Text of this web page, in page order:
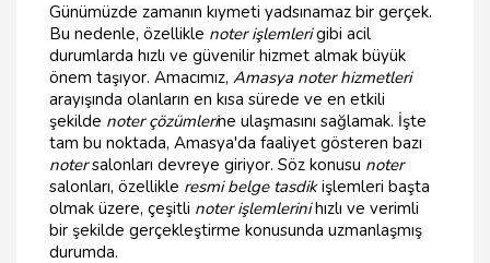
Günümüzde zamanın kıymeti yadsınamaz bir gerçek.
Bu nedenle, özellikle noter işlemlerigibi acil
durumlarda hızlı ve güvenilir hizmet almak büyük
önem taşıyor. Amacımız, Amasya noter hizmetleri
arayışında olanların en kısa sürede ve en etkili
şekilde noter çözümlerine ulaşmasını sağlamak. İşte
tam bu noktada, Amasya'da faaliyet gösteren bazı
notersalonları devreye giriyor. Söz konusu noter
salonları, özellikle resmi belge tasdikişlemleri başta
olmak üzere, çeşitli noter işlemlerinihızlı ve verimli
bir şekilde gerçekleştirme konusunda uzmanlaşmış
durumda.